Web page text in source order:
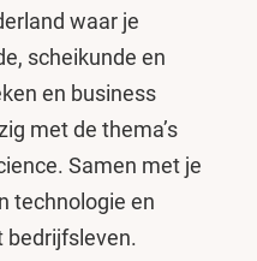
waar je
scheikunde en
en business
met de thema’s
Samen met je
technologie en
bedrijfsleven.